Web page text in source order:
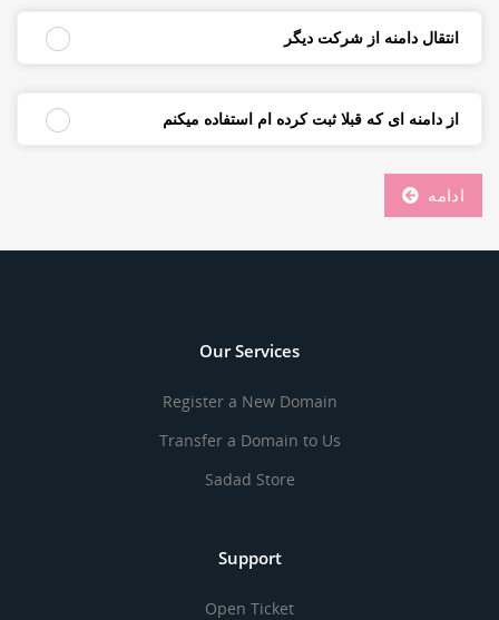
انتقال دامنه از شرکت دیگر
از دامنه ای که قبلا ثبت کرده ام استفاده میکنم
ادامه
Our Services
Register a New Domain
Transfer a Domain to Us
Sadad Store
Support
Open Ticket